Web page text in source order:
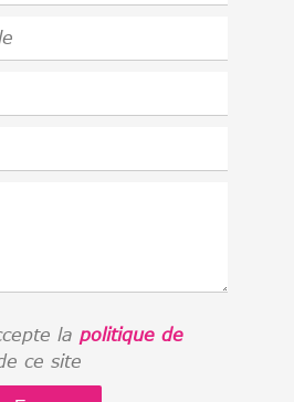
la politique de
ce site